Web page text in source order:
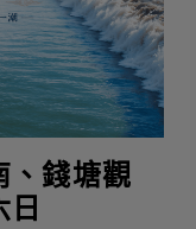
、錢塘觀